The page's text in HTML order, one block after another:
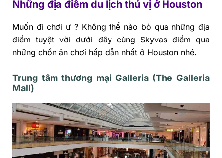
Những địa điểm du lịch thú vị ở Houston
Muốn đi chơi ư ? Không thể nào bỏ qua những địa
điểm tuyệt vời dưới đây cùng Skyvas điểm qua
những chốn ăn chơi hấp dẫn nhất ở Houston nhé.
Trung tâm thương mại Galleria (The Galleria
Mall)